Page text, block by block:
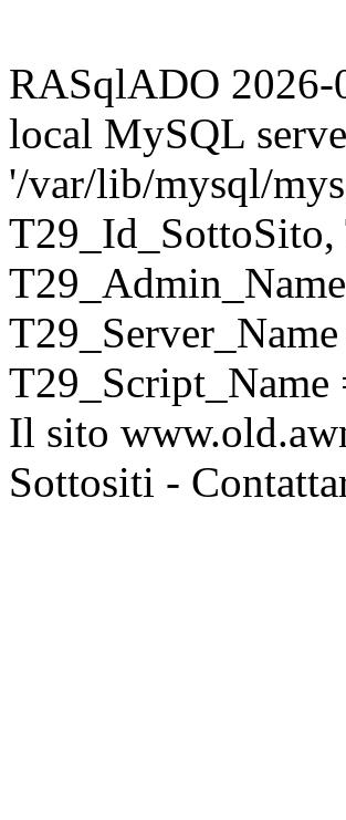
RASqlADO 2026-
local MySQL
'/var/lib/mysql/
Il sito
Sottositi -